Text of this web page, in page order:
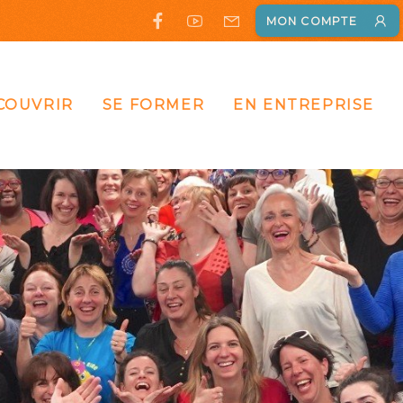
MON COMPTE
SE FORMER EN ENTREPRISE